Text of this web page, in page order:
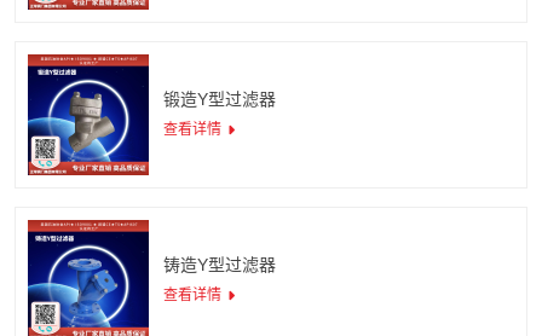
锻造Y型过滤器
查看详情
铸造Y型过滤器
查看详情